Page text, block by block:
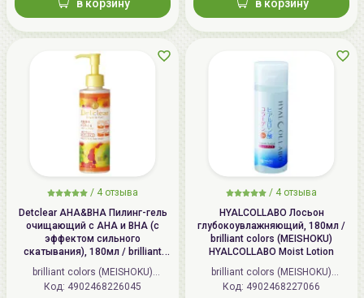
в корзину в корзину
/ 4 отзыва
Detclear AHA&BHA Пилинг-гель
очищающий с AHA и BHA (с
эффектом сильного
скатывания), 180мл / brilliant
colors (MEISHOKU) Detclear
Bright&Peel AHA&BHA Fruits
Peeling Jelly
brilliant colors (MEISHOKU)
(Япония)
Код: 4902468226045
/ 4 отзыва
HYALCOLLABO Лосьон
глубокоувлажняющий, 180мл /
brilliant colors (MEISHOKU)
HYALCOLLABO Moist Lotion
brilliant colors (MEISHOKU)
(Япония)
Код: 4902468227066